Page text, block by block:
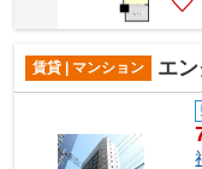
賃貸 | マンション エ